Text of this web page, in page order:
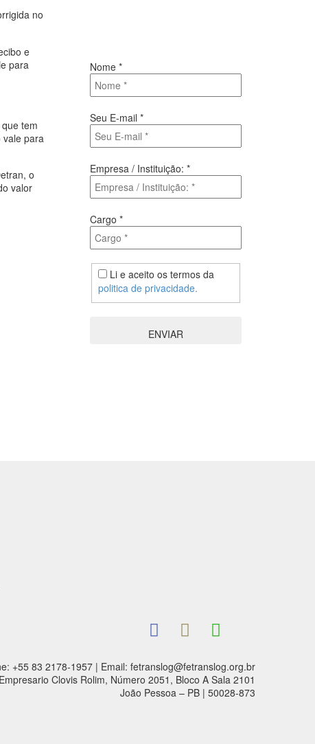
no
e
para
tem
para
o
valor
Nome *
Seu E-mail *
Empresa / Instituição: *
Cargo *
Li e aceito os termos da
politica de privacidade.
+55 83 2178-1957 | Email: fetranslog@fetranslog.org.br
Clovis Rolim, Número 2051, Bloco A Sala 2101
João Pessoa – PB | 50028-873